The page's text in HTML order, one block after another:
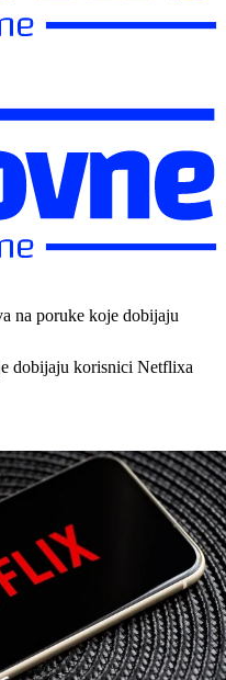
na poruke koje dobijaju
dobijaju korisnici Netflixa